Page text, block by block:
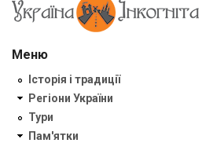
Меню
Історія і традиції
Регіони України
Тури
Пам'ятки